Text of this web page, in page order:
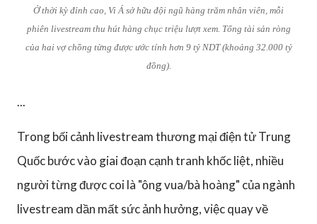
Ở thời kỳ đỉnh cao, Vi Á sở hữu đội ngũ hàng trăm nhân viên, mỗi
phiên livestream thu hút hàng chục triệu lượt xem. Tổng tài sản ròng
của hai vợ chồng từng được ước tính hơn 9 tỷ NDT (khoảng 32.000 tỷ
đồng).
...
Trong bối cảnh livestream thương mại điện tử Trung
Quốc bước vào giai đoạn cạnh tranh khốc liệt, nhiều
người từng được coi là "ông vua/bà hoàng" của ngành
livestream dần mất sức ảnh hưởng, việc quay về